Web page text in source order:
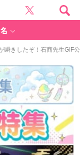
瞬きしたぞ！石商先生GIF